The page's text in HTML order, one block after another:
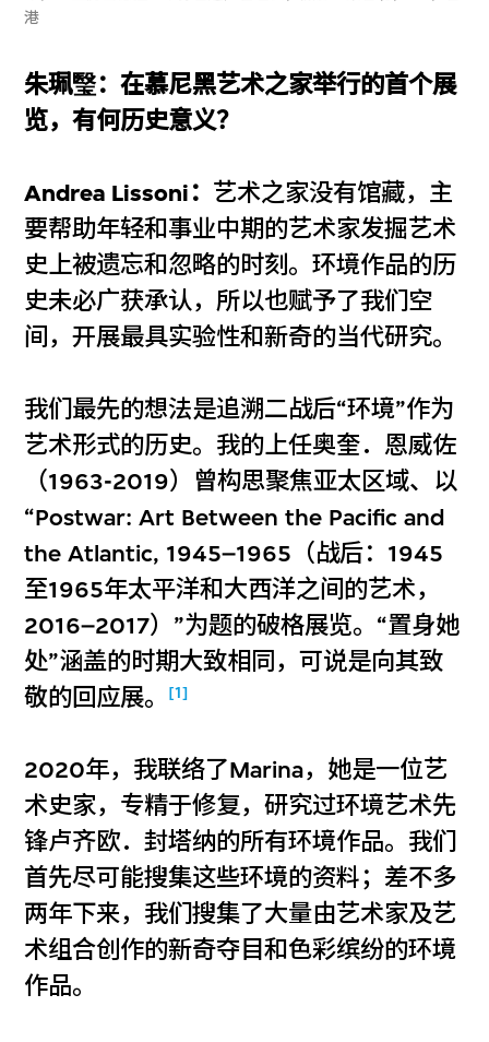
港
朱珮瑿：在慕尼黑艺术之家举行的首个展
览，有何历史意义？
Andrea Lissoni： 艺术之家没有馆藏，主
要帮助年轻和事业中期的艺术家发掘艺术
史上被遗忘和忽略的时刻。环境作品的历
史未必广获承认，所以也赋予了我们空
间，开展最具实验性和新奇的当代研究。
我们最先的想法是追溯二战后“环境”作为
艺术形式的历史。我的上任奥奎．恩威佐
（1963-2019）曾构思聚焦亚太区域、以
“Postwar: Art Between the Pacific and
the Atlantic, 1945–1965（战后：1945
至1965年太平洋和大西洋之间的艺术，
2016–2017）”为题的破格展览。“置身她
处”涵盖的时期大致相同，可说是向其致
敬的回应展。
[1]
2020年，我联络了Marina，她是一位艺
术史家，专精于修复，研究过环境艺术先
锋卢齐欧．封塔纳的所有环境作品。我们
首先尽可能搜集这些环境的资料；差不多
两年下来，我们搜集了大量由艺术家及艺
术组合创作的新奇夺目和色彩缤纷的环境
作品。